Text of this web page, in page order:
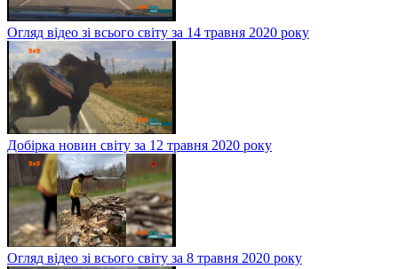
Огляд відео зі всього світу за 14 травня 2020 року
Добірка новин світу за 12 травня 2020 року
Огляд відео зі всього світу за 8 травня 2020 року